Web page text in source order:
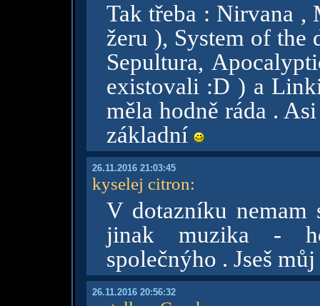
Tak třeba : Nirvana
žeru ), System of the
Sepultura,
existovali :D ) a
měla hodně ráda .
základní
26.11.2016 21:03:45
kyselej citron:
V dotazníku nemam
jinak muzika -
společnýho . Jseš
26.11.2016 20:56:32